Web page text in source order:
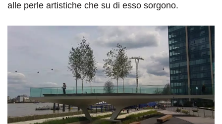
alle perle artistiche che su di esso sorgono.